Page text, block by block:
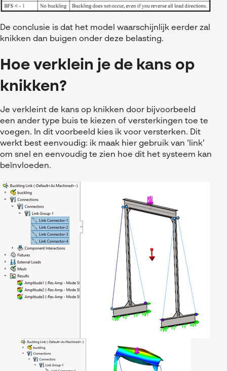
De conclusie is dat het model waarschijnlijk eerder zal
knikken dan buigen onder deze belasting.
Hoe verklein je de kans op
knikken?
Je verkleint de kans op knikken door bijvoorbeeld
een ander type buis te kiezen of versterkingen toe te
voegen. In dit voorbeeld kies ik voor versterken. Dit
werkt best eenvoudig: ik maak hier gebruik van ‘link’
om snel en eenvoudig te zien hoe dit het systeem kan
beïnvloeden.